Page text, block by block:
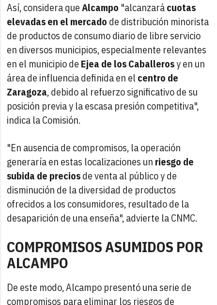
Así, considera queAlcampo "alcanzarácuotas
elevadas en el mercado de distribución minorista
de productos de consumo diario de libre servicio
en diversos municipios, especialmente relevantes
en el municipio de Ejea de los Caballerosy en un
área de influencia definida en el centro de
Zaragoza, debido al refuerzo significativo de su
posición previa y la escasa presión competitiva",
indica la Comisión.
"En ausencia de compromisos, la operación
generaría en estas localizaciones un riesgo de
subida de preciosde venta al público y de
disminución de la diversidad de productos
ofrecidos a los consumidores, resultado de la
desaparición de una enseña", advierte la CNMC.
COMPROMISOS ASUMIDOS POR
ALCAMPO
De este modo, Alcampo presentó una serie de
compromisos para eliminar los riesgos de